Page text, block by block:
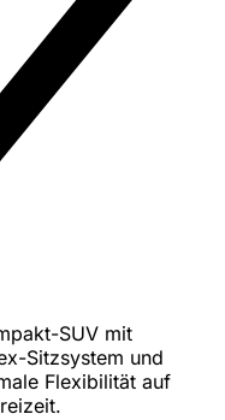
SUV mit
Sitzsystem und
Flexibilität auf